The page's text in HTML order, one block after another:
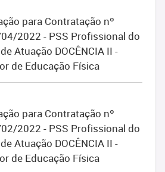
para Contratação nº
2022 - PSS Profissional do
Atuação DOCÊNCIA II -
de Educação Física
para Contratação nº
2022 - PSS Profissional do
Atuação DOCÊNCIA II -
de Educação Física